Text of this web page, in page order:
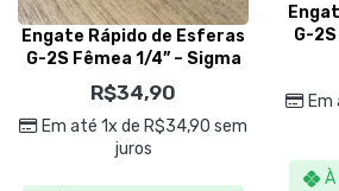
Engate Rápido de Esferas
G-2S Fêmea 1/4” – Sigma
Tools
R$34,90
Em até 1x de R$34,90 sem
juros
G-
Em